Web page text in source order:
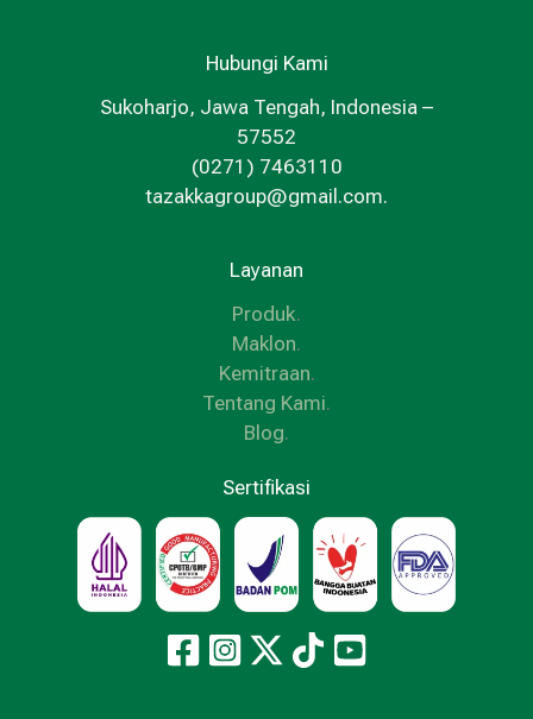
Hubungi Kami
Sukoharjo, Jawa Tengah, Indonesia –
57552
(0271) 7463110
tazakkagroup@gmail.com.
Layanan
Produk.
Maklon.
Kemitraan.
Tentang Kami.
Blog.
Sertifikasi